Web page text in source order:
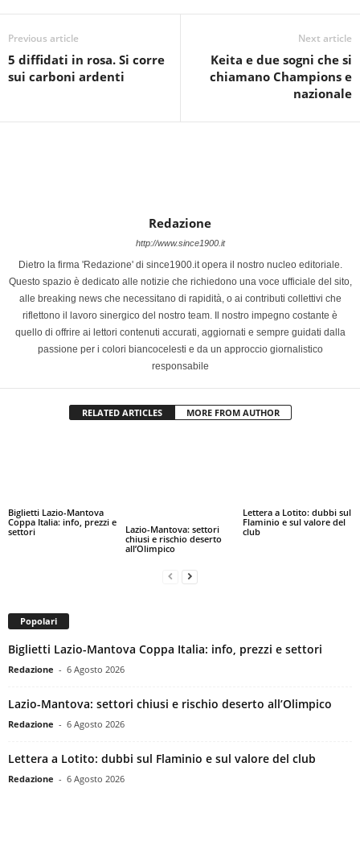
Previous article
5 diffidati in rosa. Si corre
sui carboni ardenti
Next article
Keita e due sogni che si
chiamano Champions e
nazionale
Redazione
http://www.since1900.it
Dietro la firma 'Redazione' di since1900.it opera il nostro nucleo editoriale.
Questo spazio è dedicato alle notizie che richiedono una voce ufficiale del sito,
alle breaking news che necessitano di rapidità, o ai contributi collettivi che
riflettono il lavoro sinergico del nostro team. Il nostro impegno costante è
quello di offrire ai lettori contenuti accurati, aggiornati e sempre guidati dalla
passione per i colori biancocelesti e da un approccio giornalistico
responsabile
RELATED ARTICLES MORE FROM AUTHOR
Biglietti Lazio-Mantova
Coppa Italia: info, prezzi e
settori
Lazio-Mantova: settori
chiusi e rischio deserto
all’Olimpico
Lettera a Lotito: dubbi sul
Flaminio e sul valore del
club
Popolari
Biglietti Lazio-Mantova Coppa Italia: info, prezzi e settori
Redazione - 6 Agosto 2026
Lazio-Mantova: settori chiusi e rischio deserto all’Olimpico
Redazione - 6 Agosto 2026
Lettera a Lotito: dubbi sul Flaminio e sul valore del club
Redazione - 6 Agosto 2026